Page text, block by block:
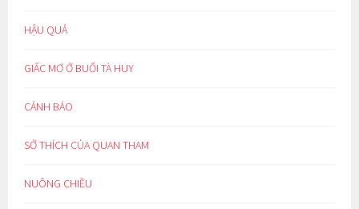
HẬU QUẢ
GIẤC MƠ Ở BUỔI TÀ HUY
CẢNH BÁO
SỞ THÍCH CỦA QUAN THAM
NUÔNG CHIỀU